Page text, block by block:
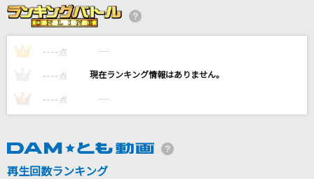
ヤングスキニー
がらくた(ビデオクリップバージョン)
りスタート
豆柴の大群
Mellow Addiction
MELLOW DEAR US
1 ---- 点 ----
---- 点 ----
3 ---- 点 ----
再生回数ランキング